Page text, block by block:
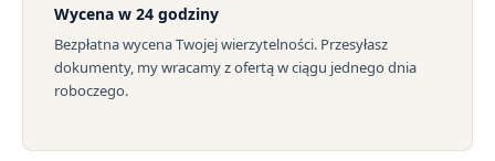
Wycena w 24 godziny
Bezpłatna wycena Twojej wierzytelności. Przesyłasz
dokumenty, my wracamy z ofertą w ciągu jednego dnia
roboczego.